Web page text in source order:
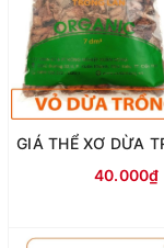
40.000₫